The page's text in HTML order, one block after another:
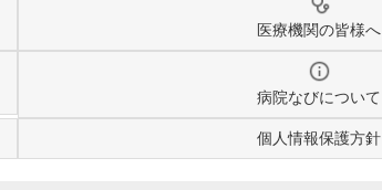
医療機関の皆様へ
病院なびについて
個人情報保護方針